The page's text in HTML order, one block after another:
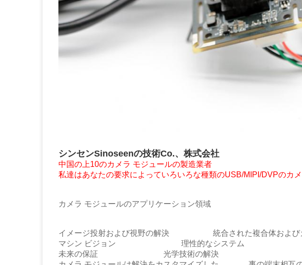
シンセンSinoseenの技術Co.、株式会社
中国の上10のカメラ モジュールの製造業者
私達はあなたの要求によっていろいろな種類のUSB/MIPI/DVPのカ
カメラ モジュールのアプリケーション領域
イメージ投射および視野の解決 統合された複合体およびカ
マシン ビジョン 理性的なシステム
未来の保証 光学技術の解決